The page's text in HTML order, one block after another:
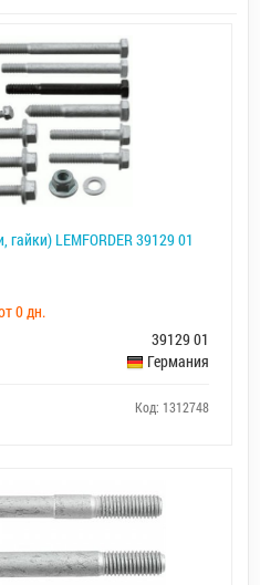
гайки) LEMFORDER 39129 01
0 дн.
39129 01
Германия
Код: 1312748